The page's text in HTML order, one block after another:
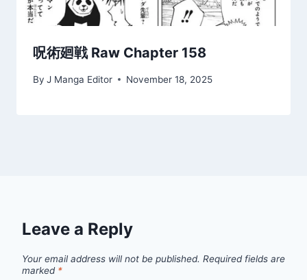
呪術廻戦 Raw Chapter 158
By J Manga Editor November 18, 2025
Leave a Reply
Your email address will not be published. Required fields are
marked *